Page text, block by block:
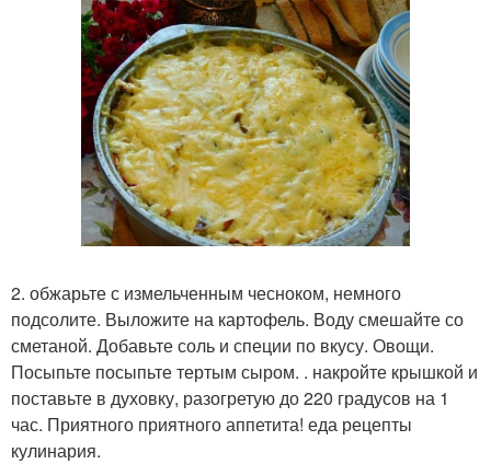
2. обжарьте с измельченным чесноком, немного
подсолите. Выложите на картофель. Воду смешайте со
сметаной. Добавьте соль и специи по вкусу. Овощи.
Посыпьте посыпьте тертым сыром. . накройте крышкой и
поставьте в духовку, разогретую до 220 градусов на 1
час. Приятного приятного аппетита! еда рецепты
кулинария.